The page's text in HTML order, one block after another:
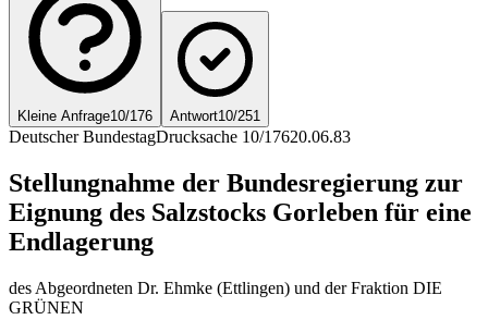
Kleine Anfrage10/176 Antwort10/251
Deutscher BundestagDrucksache 10/17620.06.83
Stellungnahme der Bundesregierung zur
Eignung des Salzstocks Gorleben für eine
Endlagerung
des Abgeordneten Dr. Ehmke (Ettlingen) und der Fraktion DIE
GRÜNEN